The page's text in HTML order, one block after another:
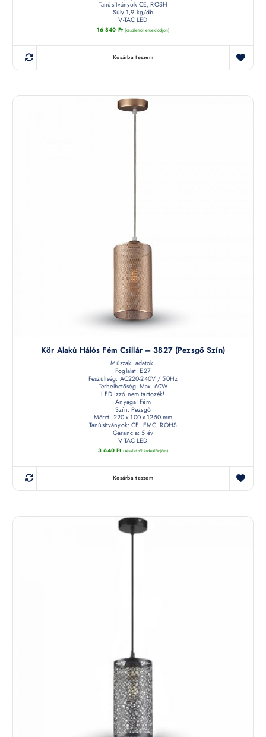
Tanúsítványok CE, ROSH
Súly 1,9 kg/db
V-TAC LED
16 840 Ft (készletről érdeklődjön)
Kosárba teszem
Kör Alakú Hálós Fém Csillár – 3827 (pezsgő Szín)
Műszaki adatok:
Foglalat: E27
Feszültség: AC220-240V / 50Hz
Terhelhetőség: Max. 60W
LED izzó nem tartozék!
Anyaga: Fém
Szín: Pezsgő
Méret: 220 x 100 x 1250 mm
Tanúsítványok: CE, EMC, ROHS
Garancia: 5 év
V-TAC LED
3 640 Ft (készletről érdeklődjön)
Kosárba teszem